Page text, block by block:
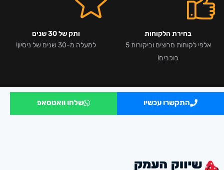
בחירת הלקוחות
אלפי לקוחות מרוצים וביקורות 5
כוכבים!
ותק של 30 שנים
למעלה מ-30 שנים של ניסיון!
התקשרו עכשיו שלחו וואטסאפ